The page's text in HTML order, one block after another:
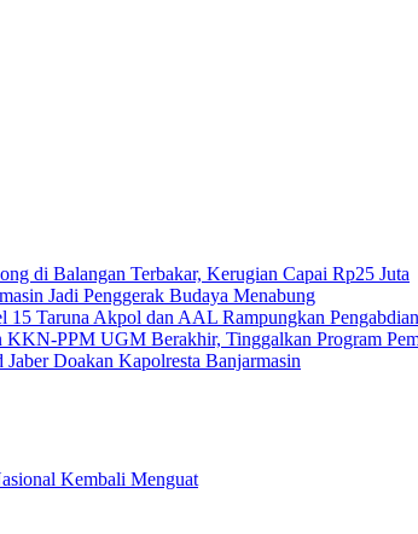
di Balangan Terbakar, Kerugian Capai Rp25 Juta
Jadi Penggerak Budaya Menabung
15 Taruna Akpol dan AAL Rampungkan
KKN-PPM UGM Berakhir, Tinggalkan Program
Doakan Kapolresta Banjarmasin